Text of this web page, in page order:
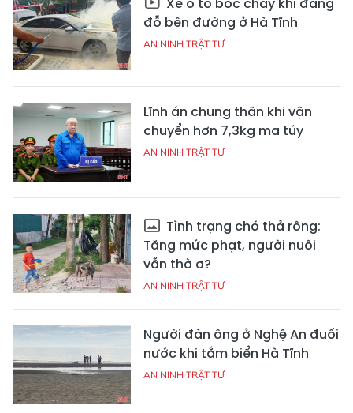
đỗ bên đường ở Hà Tĩnh
AN NINH TRẬT TỰ
Lĩnh án chung thân khi vận
chuyển hơn 7,3kg ma túy
AN NINH TRẬT TỰ
Tình trạng chó thả rông:
Tăng mức phạt, người nuôi
vẫn thờ ơ?
AN NINH TRẬT TỰ
Người đàn ông ở Nghệ An đuối
nước khi tắm biển Hà Tĩnh
AN NINH TRẬT TỰ